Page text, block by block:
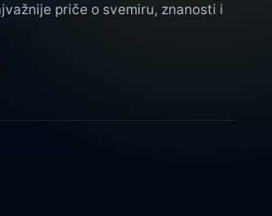
priče o svemiru, znanosti i